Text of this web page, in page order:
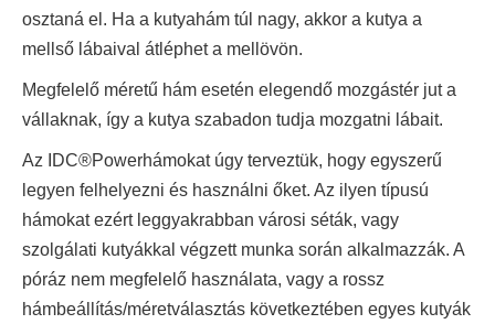
osztaná el. Ha a kutyahám túl nagy, akkor a kutya a
mellső lábaival átléphet a mellövön.
Megfelelő méretű hám esetén elegendő mozgástér jut a
vállaknak, így a kutya szabadon tudja mozgatni lábait.
Az IDC®Powerhámokat úgy terveztük, hogy egyszerű
legyen felhelyezni és használni őket. Az ilyen típusú
hámokat ezért leggyakrabban városi séták, vagy
szolgálati kutyákkal végzett munka során alkalmazzák. A
póráz nem megfelelő használata, vagy a rossz
hámbeállítás/méretválasztás következtében egyes kutyák